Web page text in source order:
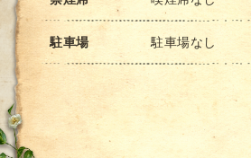
駐車場 駐車場なし